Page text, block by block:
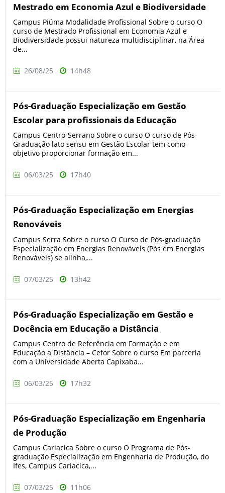
Mestrado em Economia Azul e Biodiversidade
Campus Piúma Modalidade Profissional Sobre o curso O
curso de Mestrado Profissional em Economia Azul e
Biodiversidade possui natureza multidisciplinar, na Área
de...
26/08/25 14h48
Pós-Graduação Especialização em Gestão
Escolar para profissionais da Educação
Campus Centro-Serrano Sobre o curso O curso de Pós-
Graduação lato sensu em Gestão Escolar tem como
objetivo proporcionar formação em...
06/03/25 17h40
Pós-Graduação Especialização em Energias
Renováveis
Campus Serra Sobre o curso O Curso de Pós-graduação
Especialização em Energias Renováveis (Pós em Energias
Renováveis) se alinha,...
07/03/25 13h42
Pós-Graduação Especialização em Gestão e
Docência em Educação a Distância
Campus Centro de Referência em Formação e em
Educação a Distância – Cefor Sobre o curso Em parceria
com a Universidade Aberta Capixaba...
06/03/25 17h32
Pós-Graduação Especialização em Engenharia
de Produção
Campus Cariacica Sobre o curso O Programa de Pós-
graduação Especialização em Engenharia de Produção, do
Ifes, Campus Cariacica,...
07/03/25 11h06